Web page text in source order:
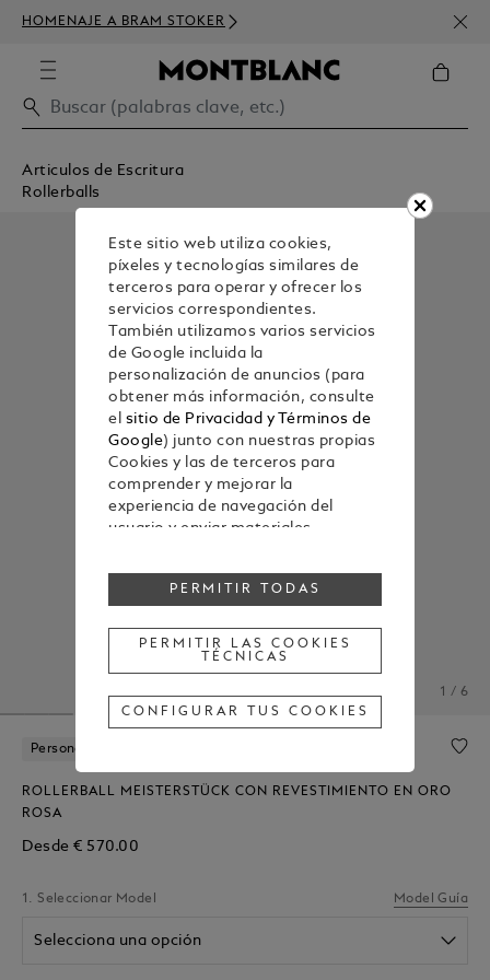
HOMENAJE A BRAM STOKER
DE
Articulos de Escritura
Rollerballs
1 / 6
Personalización Gratuita
ROLLERBALL MEISTERSTÜCK CON REVESTIMIENTO EN ORO
ROSA
Desde€ 570.00
1. Seleccionar Model Model Guía
Selecciona una opción
Este sitio web utiliza cookies,
píxeles y tecnologías similares de
terceros para operar y ofrecer los
servicios correspondientes.
También utilizamos varios servicios
de Google incluida la
personalización de anuncios (para
obtener más información, consulte
el sitio de Privacidad y Términos de
Google) junto con nuestras propias
Cookies y las de terceros para
comprender y mejorar la
experiencia de navegación del
usuario y enviar materiales
preferencias mostradas durante la
navegación.
consentimiento a alguna o todas
las cookies, haz clic en "Configurar
información, consulta nuestra
Política de cookies.
las cookies mencionadas
técnicas.
PERMITIR TODAS
PERMITIR LAS COOKIES
TÉCNICAS
CONFIGURAR TUS COOKIES